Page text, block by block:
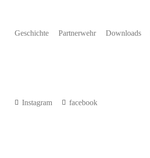
Geschichte Partnerwehr Downloads
Instagram facebook